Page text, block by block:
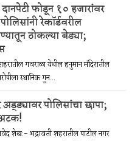
फोडून १० हजारांवर
रेकॉर्डवरील
ठोकल्या बेड्या;
गवराळा येथील हनुमान मंदिरातील
स्थानिक गुन...
अड्ड्यावर पोलिसांचा छापा;
शेख:- भद्रावती शहरातील पाटील नगर